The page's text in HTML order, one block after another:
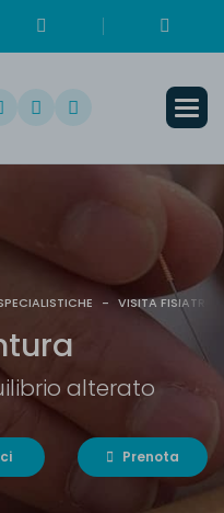
- VISITA
tura
alterato
Prenota